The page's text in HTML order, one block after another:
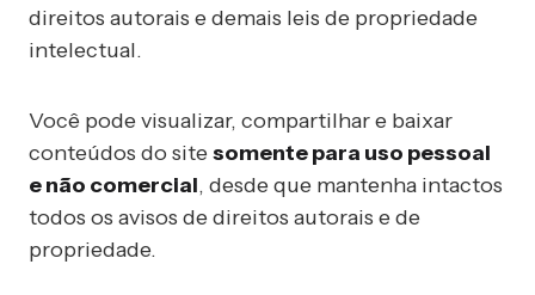
direitos autorais e demais leis de propriedade
intelectual.
Você pode visualizar, compartilhar e baixar
conteúdos do sitesomente para uso pessoal
e não comercial, desde que mantenha intactos
todos os avisos de direitos autorais e de
propriedade.